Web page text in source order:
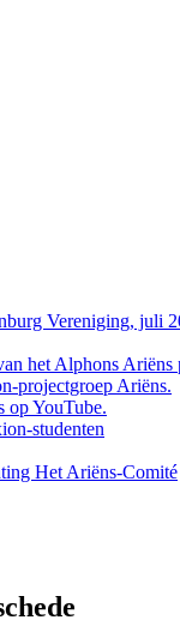
Vereniging, juli
het Alphons
projectgroep Ariëns.
op YouTube.
studenten
Het Ariëns-Comité